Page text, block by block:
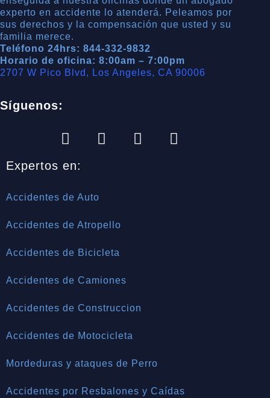
experto en accidente lo atenderá. Peleamos por
sus derechos y la compensación que usted y su
familia merece.
Teléfono 24hrs: 844-332-9832
Horario de oficina: 8:00am – 7:00pm
2707 W Pico Blvd, Los Angeles, CA 90006
Síguenos:
Expertos en:
Accidentes de Auto
Accidentes de Atropello
Accidentes de Bicicleta
Accidentes de Camiones
Accidentes de Construccion
Accidentes de Motocicleta
Mordeduras y ataques de Perro
Accidentes por Resbalones y Caídas